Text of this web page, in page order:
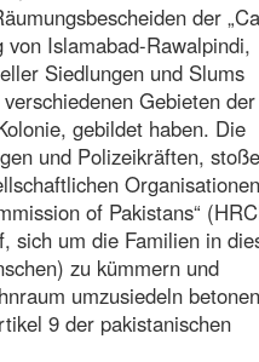
der
Islamabad-Rawalpindi,
Siedlungen und Slums
Gebieten der
gebildet haben. Die
und Polizeikräften,
of Pakistans“
sich um die Familien in
zu kümmern und
umzusiedeln
9 der pakistanischen